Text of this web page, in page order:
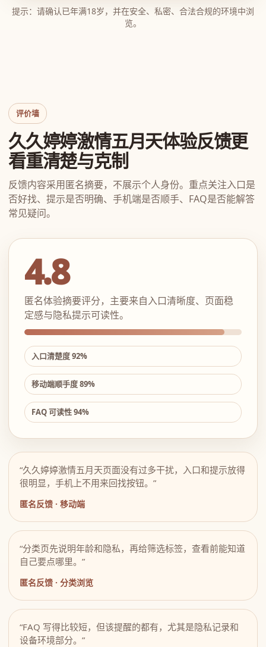
提示：请确认已年满18岁，并在安全、私密、合法合规的环境中浏
览。
评价墙
久久婷婷激情五月天体验反馈更
看重清楚与克制
反馈内容采用匿名摘要，不展示个人身份。重点关注入口是
否好找、提示是否明确、手机端是否顺手、FAQ是否能解答
常见疑问。
4.8
匿名体验摘要评分，主要来自入口清晰度、页面稳
定感与隐私提示可读性。
入口清楚度 92%
移动端顺手度 89%
FAQ 可读性 94%
“久久婷婷激情五月天页面没有过多干扰，入口和提示放得
很明显，手机上不用来回找按钮。”
匿名反馈 · 移动端
“分类页先说明年龄和隐私，再给筛选标签，查看前能知道
自己要点哪里。”
匿名反馈 · 分类浏览
“FAQ 写得比较短，但该提醒的都有，尤其是隐私记录和
设备环境部分。”